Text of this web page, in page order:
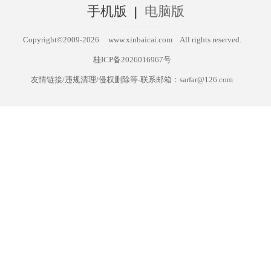
手机版 | 电脑版
Copyright©2009-2026 www.xinbaicai.com All rights reserved.
桂ICP备2026016967号
友情链接/违规清理/侵权删除等-联系邮箱：sarfar@126.com